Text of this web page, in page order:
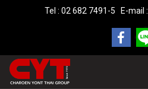
Tel : 02 682 7491-5 E-mail :